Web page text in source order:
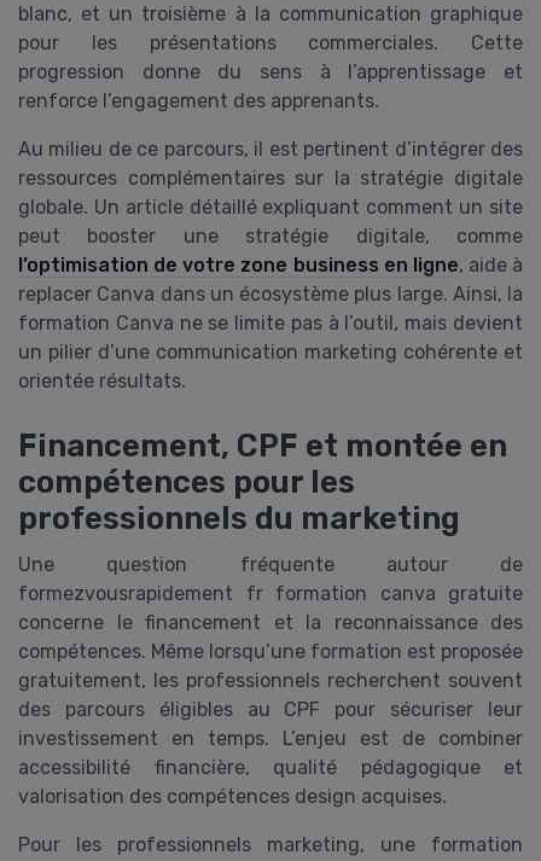
blanc, et un troisième à la communication graphique
pour les présentations commerciales. Cette
progression donne du sens à l’apprentissage et
renforce l’engagement des apprenants.
Au milieu de ce parcours, il est pertinent d’intégrer des
ressources complémentaires sur la stratégie digitale
globale. Un article détaillé expliquant comment un site
peut booster une stratégie digitale, comme
l’optimisation de votre zone business en ligne, aide à
replacer Canva dans un écosystème plus large. Ainsi, la
formation Canva ne se limite pas à l’outil, mais devient
un pilier d’une communication marketing cohérente et
orientée résultats.
Financement, CPF et montée en
compétences pour les
professionnels du marketing
Une question fréquente autour de
formezvousrapidement fr formation canva gratuite
concerne le financement et la reconnaissance des
compétences. Même lorsqu’une formation est proposée
gratuitement, les professionnels recherchent souvent
des parcours éligibles au CPF pour sécuriser leur
investissement en temps. L’enjeu est de combiner
accessibilité financière, qualité pédagogique et
valorisation des compétences design acquises.
Pour les professionnels marketing, une formation